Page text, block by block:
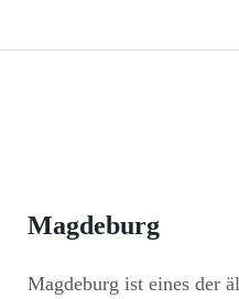
Magdeburg
Magdeburg ist eines der